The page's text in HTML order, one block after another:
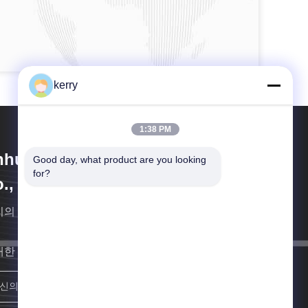
Idea Technology Imp & Exp
Ltd.
의 패키지는 당신의 제품을 더 가치있게 만듭니다.
한 빨리 연락할게요
kerry
1:38 PM
Good day, what product are you looking
for?